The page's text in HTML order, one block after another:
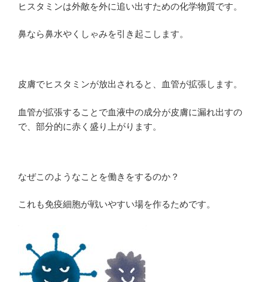
ヒスタミンは外敵を外に追い出すための化学物質です。
鼻なら鼻水やくしゃみを引き起こします。
皮膚でヒスタミンが放出されると、血管が拡張します。
血管が拡張することで血液中の成分が皮膚に漏れ出すの
で、部分的に赤く盛り上がります。
なぜこのようなことを働きをするのか？
これも免疫細胞が戦いやすい場を作るためです。